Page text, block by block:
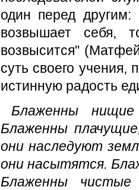
один перед
возвышает се­бя,
возвысится"
суть своего
истинную радость
Блаженны
Блаженны
они наследу­ют
они насытятся.
Блаженны